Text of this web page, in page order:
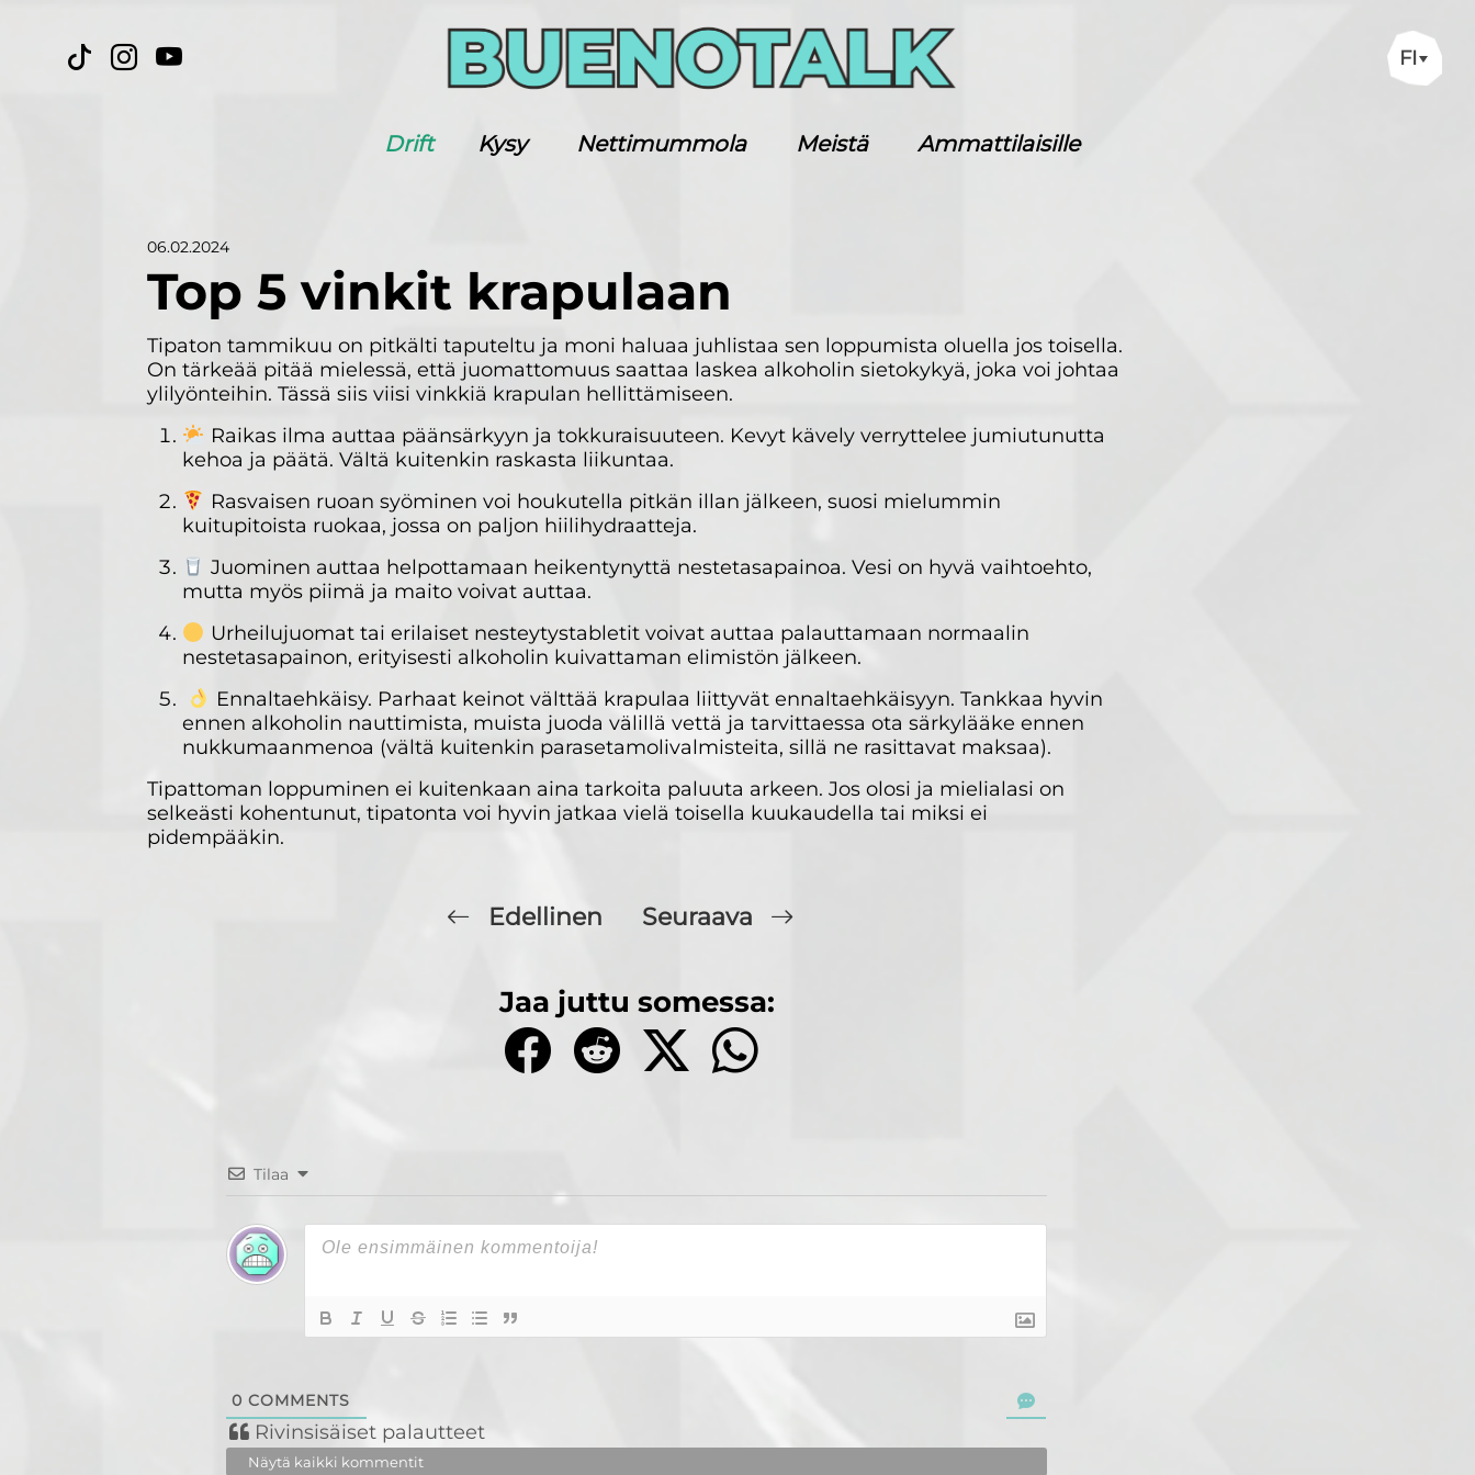
FI
Drift Kysy Nettimummola Meistä Ammattilaisille
06.02.2024
Top 5 vinkit krapulaan
Tipaton tammikuu on pitkälti taputeltu ja moni haluaa juhlistaa sen loppumista oluella jos toisella.
On tärkeää pitää mielessä, että juomattomuus saattaa laskea alkoholin sietokykyä, joka voi johtaa
ylilyönteihin. Tässä siis viisi vinkkiä krapulan hellittämiseen.
Raikas ilma auttaa päänsärkyyn ja tokkuraisuuteen. Kevyt kävely verryttelee jumiutunutta
kehoa ja päätä. Vältä kuitenkin raskasta liikuntaa.
Rasvaisen ruoan syöminen voi houkutella pitkän illan jälkeen, suosi mielummin
kuitupitoista ruokaa, jossa on paljon hiilihydraatteja.
Juominen auttaa helpottamaan heikentynyttä nestetasapainoa. Vesi on hyvä vaihtoehto,
mutta myös piimä ja maito voivat auttaa.
Urheilujuomat tai erilaiset nesteytystabletit voivat auttaa palauttamaan normaalin
nestetasapainon, erityisesti alkoholin kuivattaman elimistön jälkeen.
Ennaltaehkäisy. Parhaat keinot välttää krapulaa liittyvät ennaltaehkäisyyn. Tankkaa hyvin
ennen alkoholin nauttimista, muista juoda välillä vettä ja tarvittaessa ota särkylääke ennen
nukkumaanmenoa (vältä kuitenkin parasetamolivalmisteita, sillä ne rasittavat maksaa).
Tipattoman loppuminen ei kuitenkaan aina tarkoita paluuta arkeen. Jos olosi ja mielialasi on
selkeästi kohentunut, tipatonta voi hyvin jatkaa vielä toisella kuukaudella tai miksi ei
pidempääkin.
Edellinen Seuraava
Jaa juttu somessa:
Tilaa
0 COMMENTS
Rivinsisäiset palautteet
Näytä kaikki kommentit